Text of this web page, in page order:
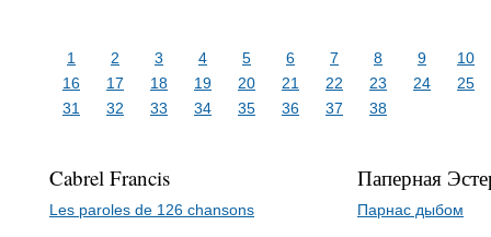
1 2 3 4 5 6 7 8 9
10
16
17 18 19 20 21 22 23 24
25
31
32 33 34 35 36 37 38
Cabrel Francis
Les paroles de 126 chansons
Паперная
Парнас дыбом